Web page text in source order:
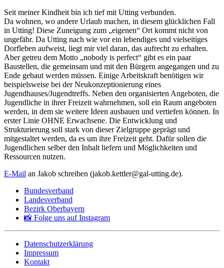
Seit meiner Kindheit bin ich tief mit Utting verbunden.
Da wohnen, wo andere Urlaub machen, in diesem glücklichen Fall
in Utting! Diese Zuneigung zum „eigenen“ Ort kommt nicht von
ungefähr. Da Utting nach wie vor ein lebendiges und vielseitiges
Dorfleben aufweist, liegt mir viel daran, das aufrecht zu erhalten.
Aber getreu dem Motto „nobody is perfect“ gibt es ein paar
Baustellen, die gemeinsam und mit den Bürgern angegangen und zu
Ende gebaut werden müssen. Einige Arbeitskraft benötigen wir
beispielsweise bei der Neukonzeptionierung eines
Jugendhauses/Jugendtreffs. Neben den organisierten Angeboten, die
Jugendliche in ihrer Freizeit wahrnehmen, soll ein Raum angeboten
werden, in dem sie weitere Ideen ausbauen und vertiefen können. In
erster Linie OHNE Erwachsene. Die Entwicklung und
Strukturierung soll stark von dieser Zielgruppe geprägt und
mitgestaltet werden, da es um ihre Freizeit geht. Dafür sollen die
Jugendlichen selber den Inhalt liefern und Möglichkeiten und
Ressourcen nutzen.
E-Mail an Jakob schreiben (jakob.kettler@gal-utting.de).
Bundesverband
Landesverband
Bezirk Oberbayern
📸 Folge uns auf Instagram
Datenschutzerklärung
Impressum
Kontakt